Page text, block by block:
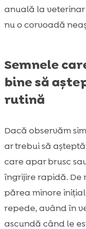
anuală la
nu o corvoadă
Semnele
bine să
rutină
Dacă observăm
ar trebui să
care apar brusc
îngrijire rapidă. De
părea minore
repede, având în
ascundă când le